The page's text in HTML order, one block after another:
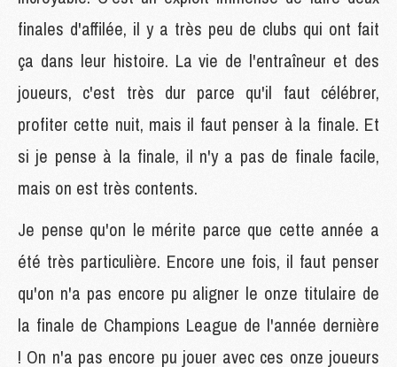
finales d'affilée, il y a très peu de clubs qui ont fait
ça dans leur histoire. La vie de l'entraîneur et des
joueurs, c'est très dur parce qu'il faut célébrer,
profiter cette nuit, mais il faut penser à la finale. Et
si je pense à la finale, il n'y a pas de finale facile,
mais on est très contents.
Je pense qu'on le mérite parce que cette année a
été très particulière. Encore une fois, il faut penser
qu'on n'a pas encore pu aligner le onze titulaire de
la finale de Champions League de l'année dernière
! On n'a pas encore pu jouer avec ces onze joueurs